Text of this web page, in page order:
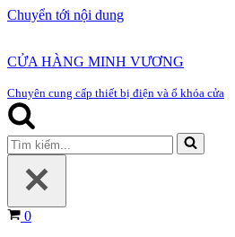
Chuyển tới nội dung
CỬA HÀNG MINH VƯƠNG
Chuyên cung cấp thiết bị điện và ổ khóa cửa
Tìm
kiếm...
Giỏ
0